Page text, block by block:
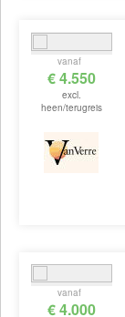
vanaf
€ 4.550
excl.
heen/terugreis
vanaf
€ 4.000